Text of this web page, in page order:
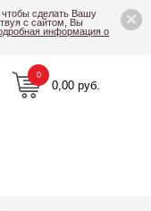
×
сделать Вашу
с сайтом, Вы
информация о
0,00 руб.
0